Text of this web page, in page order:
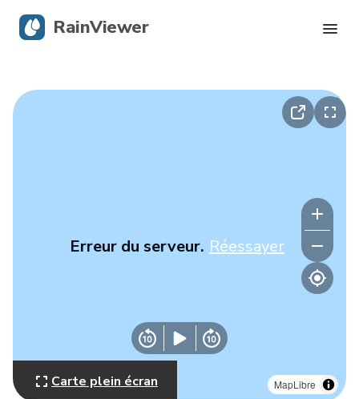
MapLibre
Erreur du serveur. Réessayer
Carte plein écran
RainViewer